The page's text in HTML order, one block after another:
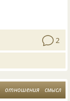
2
отношения смысл